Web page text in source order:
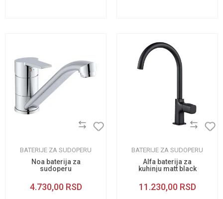
BATERIJE ZA SUDOPERU
Noa baterija za
sudoperu
4.730,00 RSD
BATERIJE ZA SUDOPERU
Alfa baterija za
kuhinju matt black
11.230,00 RSD